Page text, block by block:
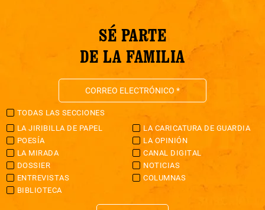
SÉ PARTE
DE LA FAMILIA
TODAS LAS SECCIONES
LA JIRIBILLA DE PAPEL
LA CARICATURA DE GUARDIA
POESÍA
LA OPINIÓN
LA MIRADA
CANAL DIGITAL
DOSSIER
NOTICIAS
ENTREVISTAS
COLUMNAS
BIBLIOTECA